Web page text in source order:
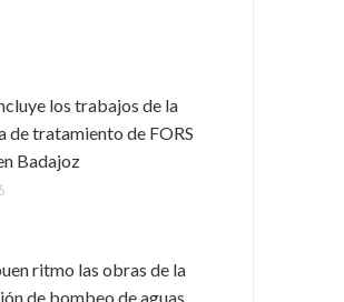
los trabajos de la
de tratamiento de FORS
Badajoz
ritmo las obras de la
de bombeo de aguas